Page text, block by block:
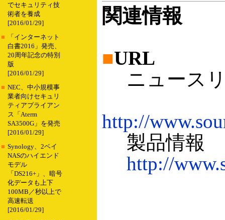
でセキュリティ技
術者を養成
[2016/01/29]
■
「インターネット
白書2016」発売、
20周年記念の特別
版
[2016/01/29]
■ NEC、中小規模事
業者向けセキュリ
ティアプライアン
ス「Aterm
SA3500G」を発売
[2016/01/29]
■ Synology、2ベイ
NASのハイエンド
モデル
「DS216+」、暗号
化データも上下
100MB／秒以上で
高速転送
[2016/01/29]
関連情報
■URL
ニュースリ
http://
製品情報
http://